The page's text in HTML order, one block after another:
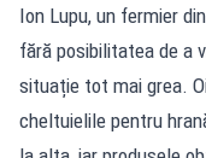
Ion Lupu, un fermier
fără posibilitatea de a
situație tot mai grea.
cheltuielile pentru